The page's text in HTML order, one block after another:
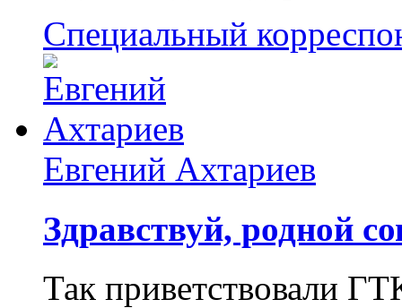
Специальный
Евгений Ахтариев
Здравствуй, родной
Так приветствовали